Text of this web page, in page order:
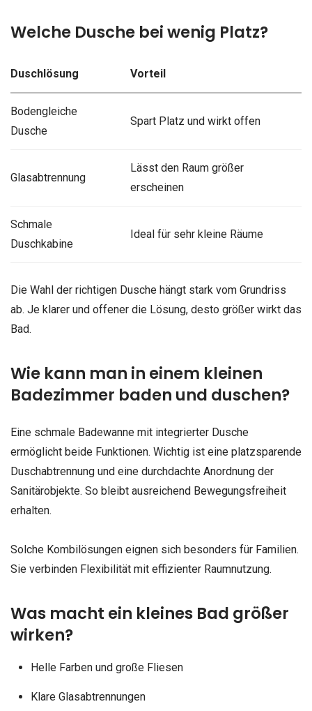
Welche Dusche bei wenig Platz?
Duschlösung Vorteil
Bodengleiche
Dusche
Spart Platz und wirkt offen
Glasabtrennung
Lässt den Raum größer
erscheinen
Schmale
Duschkabine
Ideal für sehr kleine Räume
Die Wahl der richtigen Dusche hängt stark vom Grundriss
ab. Je klarer und offener die Lösung, desto größer wirkt das
Bad.
Wie kann man in einem kleinen
Badezimmer baden und duschen?
Eine schmale Badewanne mit integrierter Dusche
ermöglicht beide Funktionen. Wichtig ist eine platzsparende
Duschabtrennung und eine durchdachte Anordnung der
Sanitärobjekte. So bleibt ausreichend Bewegungsfreiheit
erhalten.
Solche Kombilösungen eignen sich besonders für Familien.
Sie verbinden Flexibilität mit effizienter Raumnutzung.
Was macht ein kleines Bad größer
wirken?
Helle Farben und große Fliesen
Klare Glasabtrennungen